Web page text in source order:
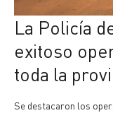
La Policía de Formosa desplegó un
exitoso
toda la
Se destacaron los